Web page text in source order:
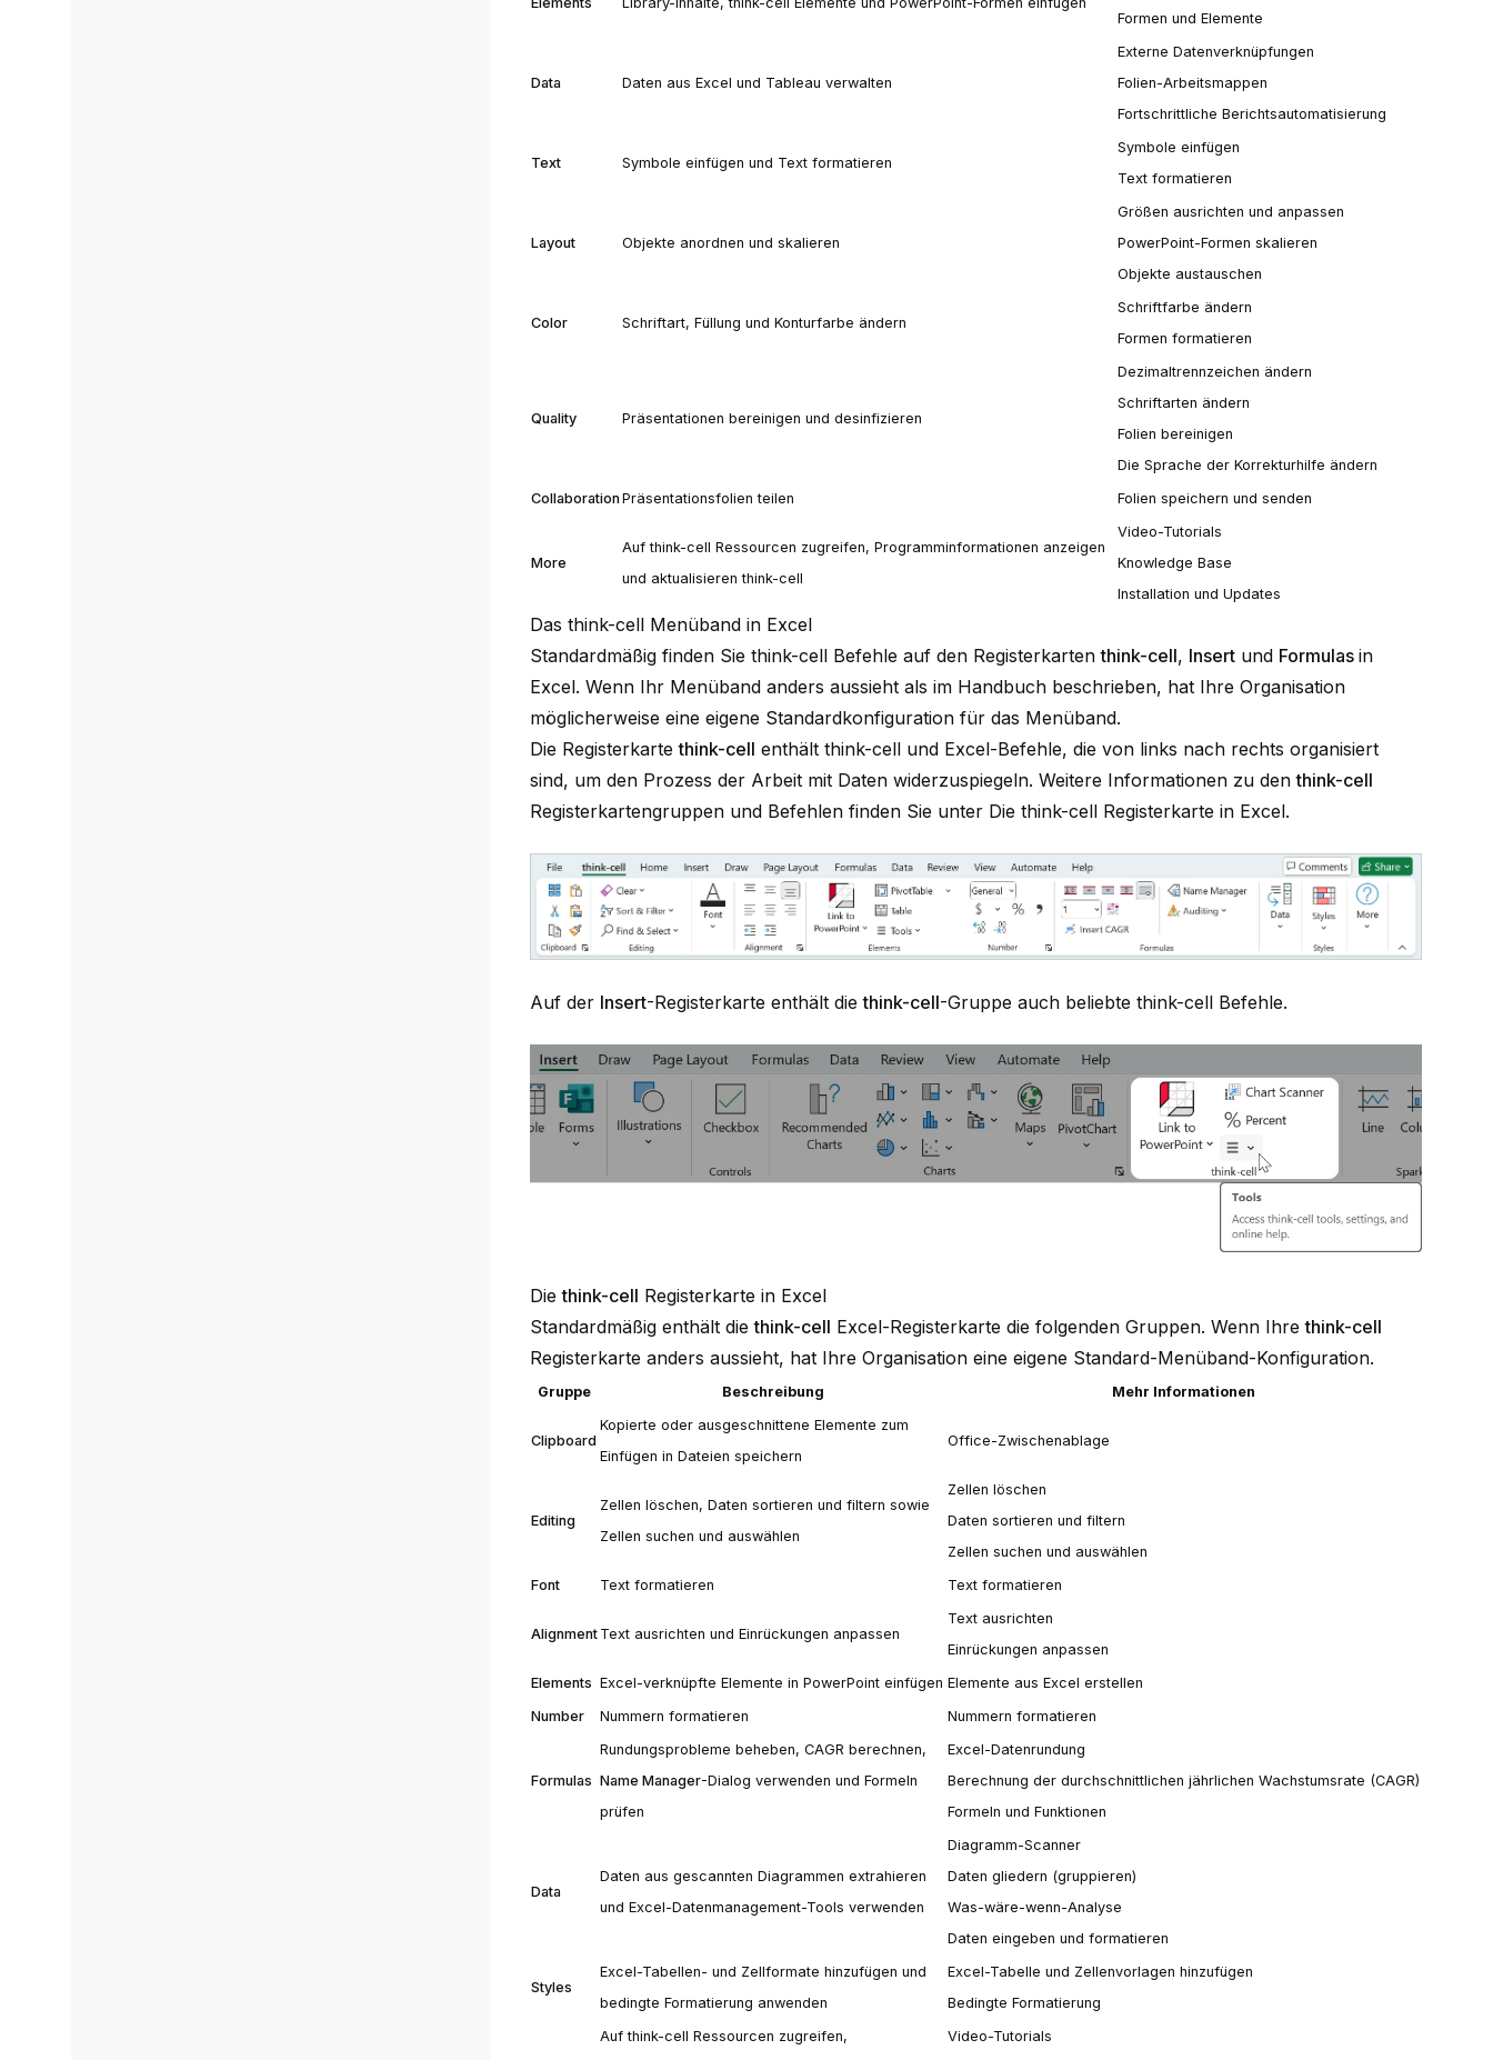
Formen und Elemente
Data Daten aus Excel und Tableau verwalten
Externe Datenverknüpfungen
Folien-Arbeitsmappen
Fortschrittliche Berichtsautomatisierung
Text Symbole einfügen und Text formatieren
Symbole einfügen
Text formatieren
Layout Objekte anordnen und skalieren
Größen ausrichten und anpassen
PowerPoint-Formen skalieren
Objekte austauschen
Color Schriftart, Füllung und Konturfarbe ändern
Schriftfarbe ändern
Formen formatieren
Quality Präsentationen bereinigen und desinfizieren
Dezimaltrennzeichen ändern
Schriftarten ändern
Folien bereinigen
Die Sprache der Korrekturhilfe ändern
Collaboration Präsentationsfolien teilen Folien speichern und senden
More
Aufthink-cell Ressourcen zugreifen, Programminformationen anzeigen
und aktualisierenthink-cell
Video-Tutorials
Knowledge Base
Installation und Updates
Das think-cell Menüband in Excel
Standardmäßig finden Siethink-cell Befehle auf den Registerkartenthink-cell, Insert und Formulasin
Excel. Wenn Ihr Menüband anders aussieht als im Handbuch beschrieben, hat Ihre Organisation
möglicherweise eine eigene Standardkonfiguration für das Menüband.
Die Registerkartethink-cell enthältthink-cell und Excel-Befehle, die von links nach rechts organisiert
sind, um den Prozess der Arbeit mit Daten widerzuspiegeln. Weitere Informationen zu denthink-cell
Registerkartengruppen und Befehlen finden Sie unter Die think-cell Registerkarte in Excel.
Auf der Insert-Registerkarte enthält diethink-cell-Gruppe auch beliebtethink-cell Befehle.
Diethink-cell Registerkarte in Excel
Standardmäßig enthält diethink-cell Excel-Registerkarte die folgenden Gruppen. Wenn Ihrethink-cell
Registerkarte anders aussieht, hat Ihre Organisation eine eigene Standard-Menüband-Konfiguration.
Gruppe Beschreibung Mehr Informationen
Clipboard
Kopierte oder ausgeschnittene Elemente zum
Einfügen in Dateien speichern
Office-Zwischenablage
Editing
Zellen löschen, Daten sortieren und filtern sowie
Zellen suchen und auswählen
Zellen löschen
Daten sortieren und filtern
Zellen suchen und auswählen
Font
Text formatieren Text formatieren
Alignment Text ausrichten und Einrückungen anpassen
Text ausrichten
Einrückungen anpassen
Elements Excel-verknüpfte Elemente in PowerPoint einfügen Elemente aus Excel erstellen
Number
Nummern formatieren Nummern formatieren
Formulas
Rundungsprobleme beheben, CAGR berechnen,
Name Manager-Dialog verwenden und Formeln
prüfen
Excel-Datenrundung
Berechnung der durchschnittlichen jährlichen Wachstumsrate (CAGR)
Formeln und Funktionen
Data
Daten aus gescannten Diagrammen extrahieren
und Excel-Datenmanagement-Tools verwenden
Diagramm-Scanner
Daten gliedern (gruppieren)
Was-wäre-wenn-Analyse
Daten eingeben und formatieren
Styles
Excel-Tabellen- und Zellformate hinzufügen und
bedingte Formatierung anwenden
Excel-Tabelle und Zellenvorlagen hinzufügen
Bedingte Formatierung
Aufthink-cell Ressourcen zugreifen,
Video-Tutorials